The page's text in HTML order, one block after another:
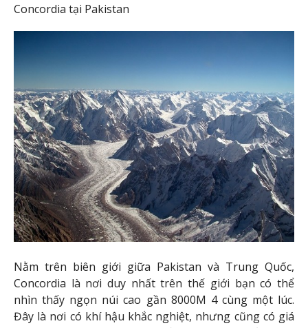
Concordia tại Pakistan
Nằm trên biên giới giữa Pakistan và Trung Quốc,
Concordia là nơi duy nhất trên thế giới bạn có thể
nhìn thấy ngọn núi cao gần 8000M 4 cùng một lúc.
Đây là nơi có khí hậu khắc nghiệt, nhưng cũng có giá